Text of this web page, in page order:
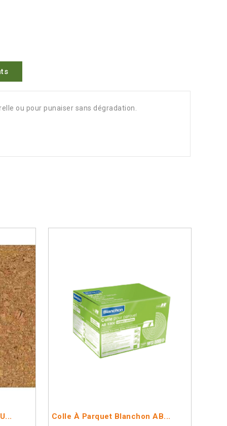
ou pour punaiser sans dégradation.
Colle À Parquet Blanchon AB...